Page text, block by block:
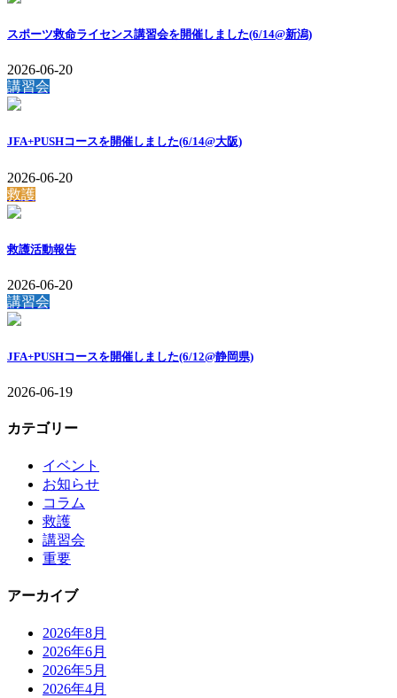
スポーツ救命ライセンス講習会を開催しました(6/14@新潟)
2026-06-20
講習会
JFA+PUSHコースを開催しました(6/14@大阪)
2026-06-20
救護
救護活動報告
2026-06-20
講習会
JFA+PUSHコースを開催しました(6/12@静岡県)
2026-06-19
カテゴリー
イベント
お知らせ
コラム
救護
講習会
重要
アーカイブ
2026年8月
2026年6月
2026年5月
2026年4月